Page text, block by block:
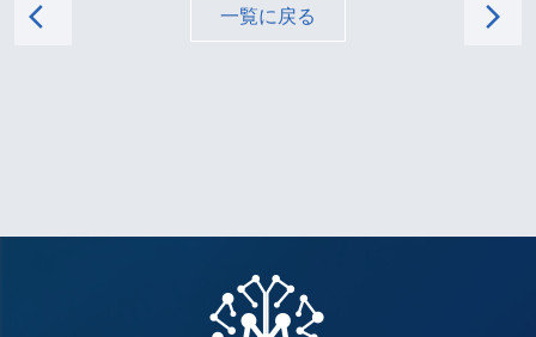
arrow_back_ios 一覧に戻る arrow_forward_ios